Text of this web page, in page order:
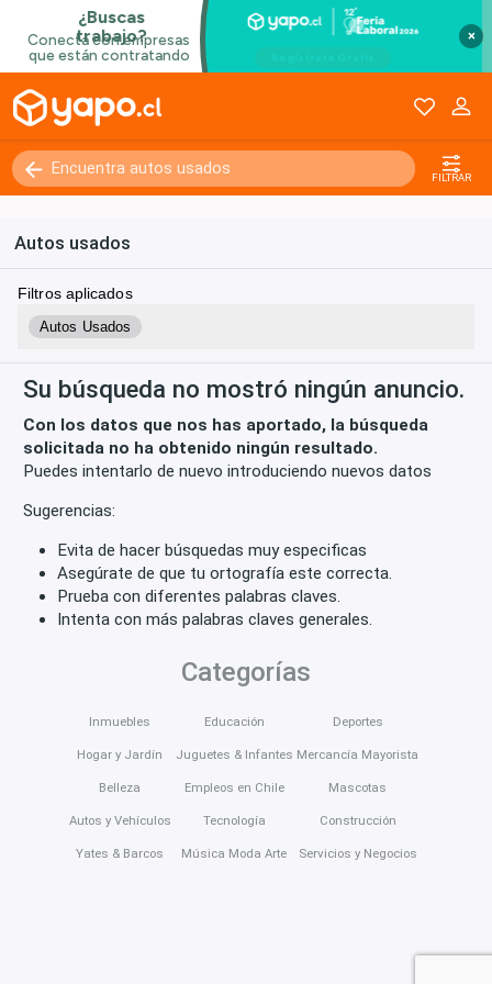
×
FILTRAR
Autos usados
Filtros aplicados
Autos Usados
Su búsqueda no mostró ningún anuncio.
Con los datos que nos has aportado, la búsqueda
solicitada no ha obtenido ningún resultado.
Puedes intentarlo de nuevo introduciendo nuevos datos
Sugerencias:
Evita de hacer búsquedas muy especificas
Asegúrate de que tu ortografía este correcta.
Prueba con diferentes palabras claves.
Intenta con más palabras claves generales.
Categorías
Inmuebles
Hogar y Jardín
Belleza
Autos y Vehículos
Yates & Barcos
Educación
Juguetes & Infantes
Empleos en Chile
Tecnología
Música Moda Arte
Deportes
Mercancía Mayorista
Mascotas
Construcción
Servicios y Negocios
Kilómetros 0 - 250000+